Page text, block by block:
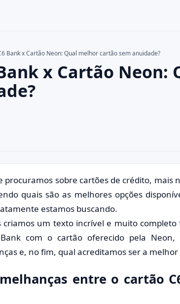
ESC para fechar.
Bank x Cartão Neon: Qual melhor cartão sem anuidade?
x Cartão
procuramos sobre cartões de crédito, mais
quais são as melhores opções
estamos buscando.
criamos um texto incrível e muito
com o cartão oferecido pela Neon,
e, no fim, qual acreditamos ser a melhor
entre o cartão